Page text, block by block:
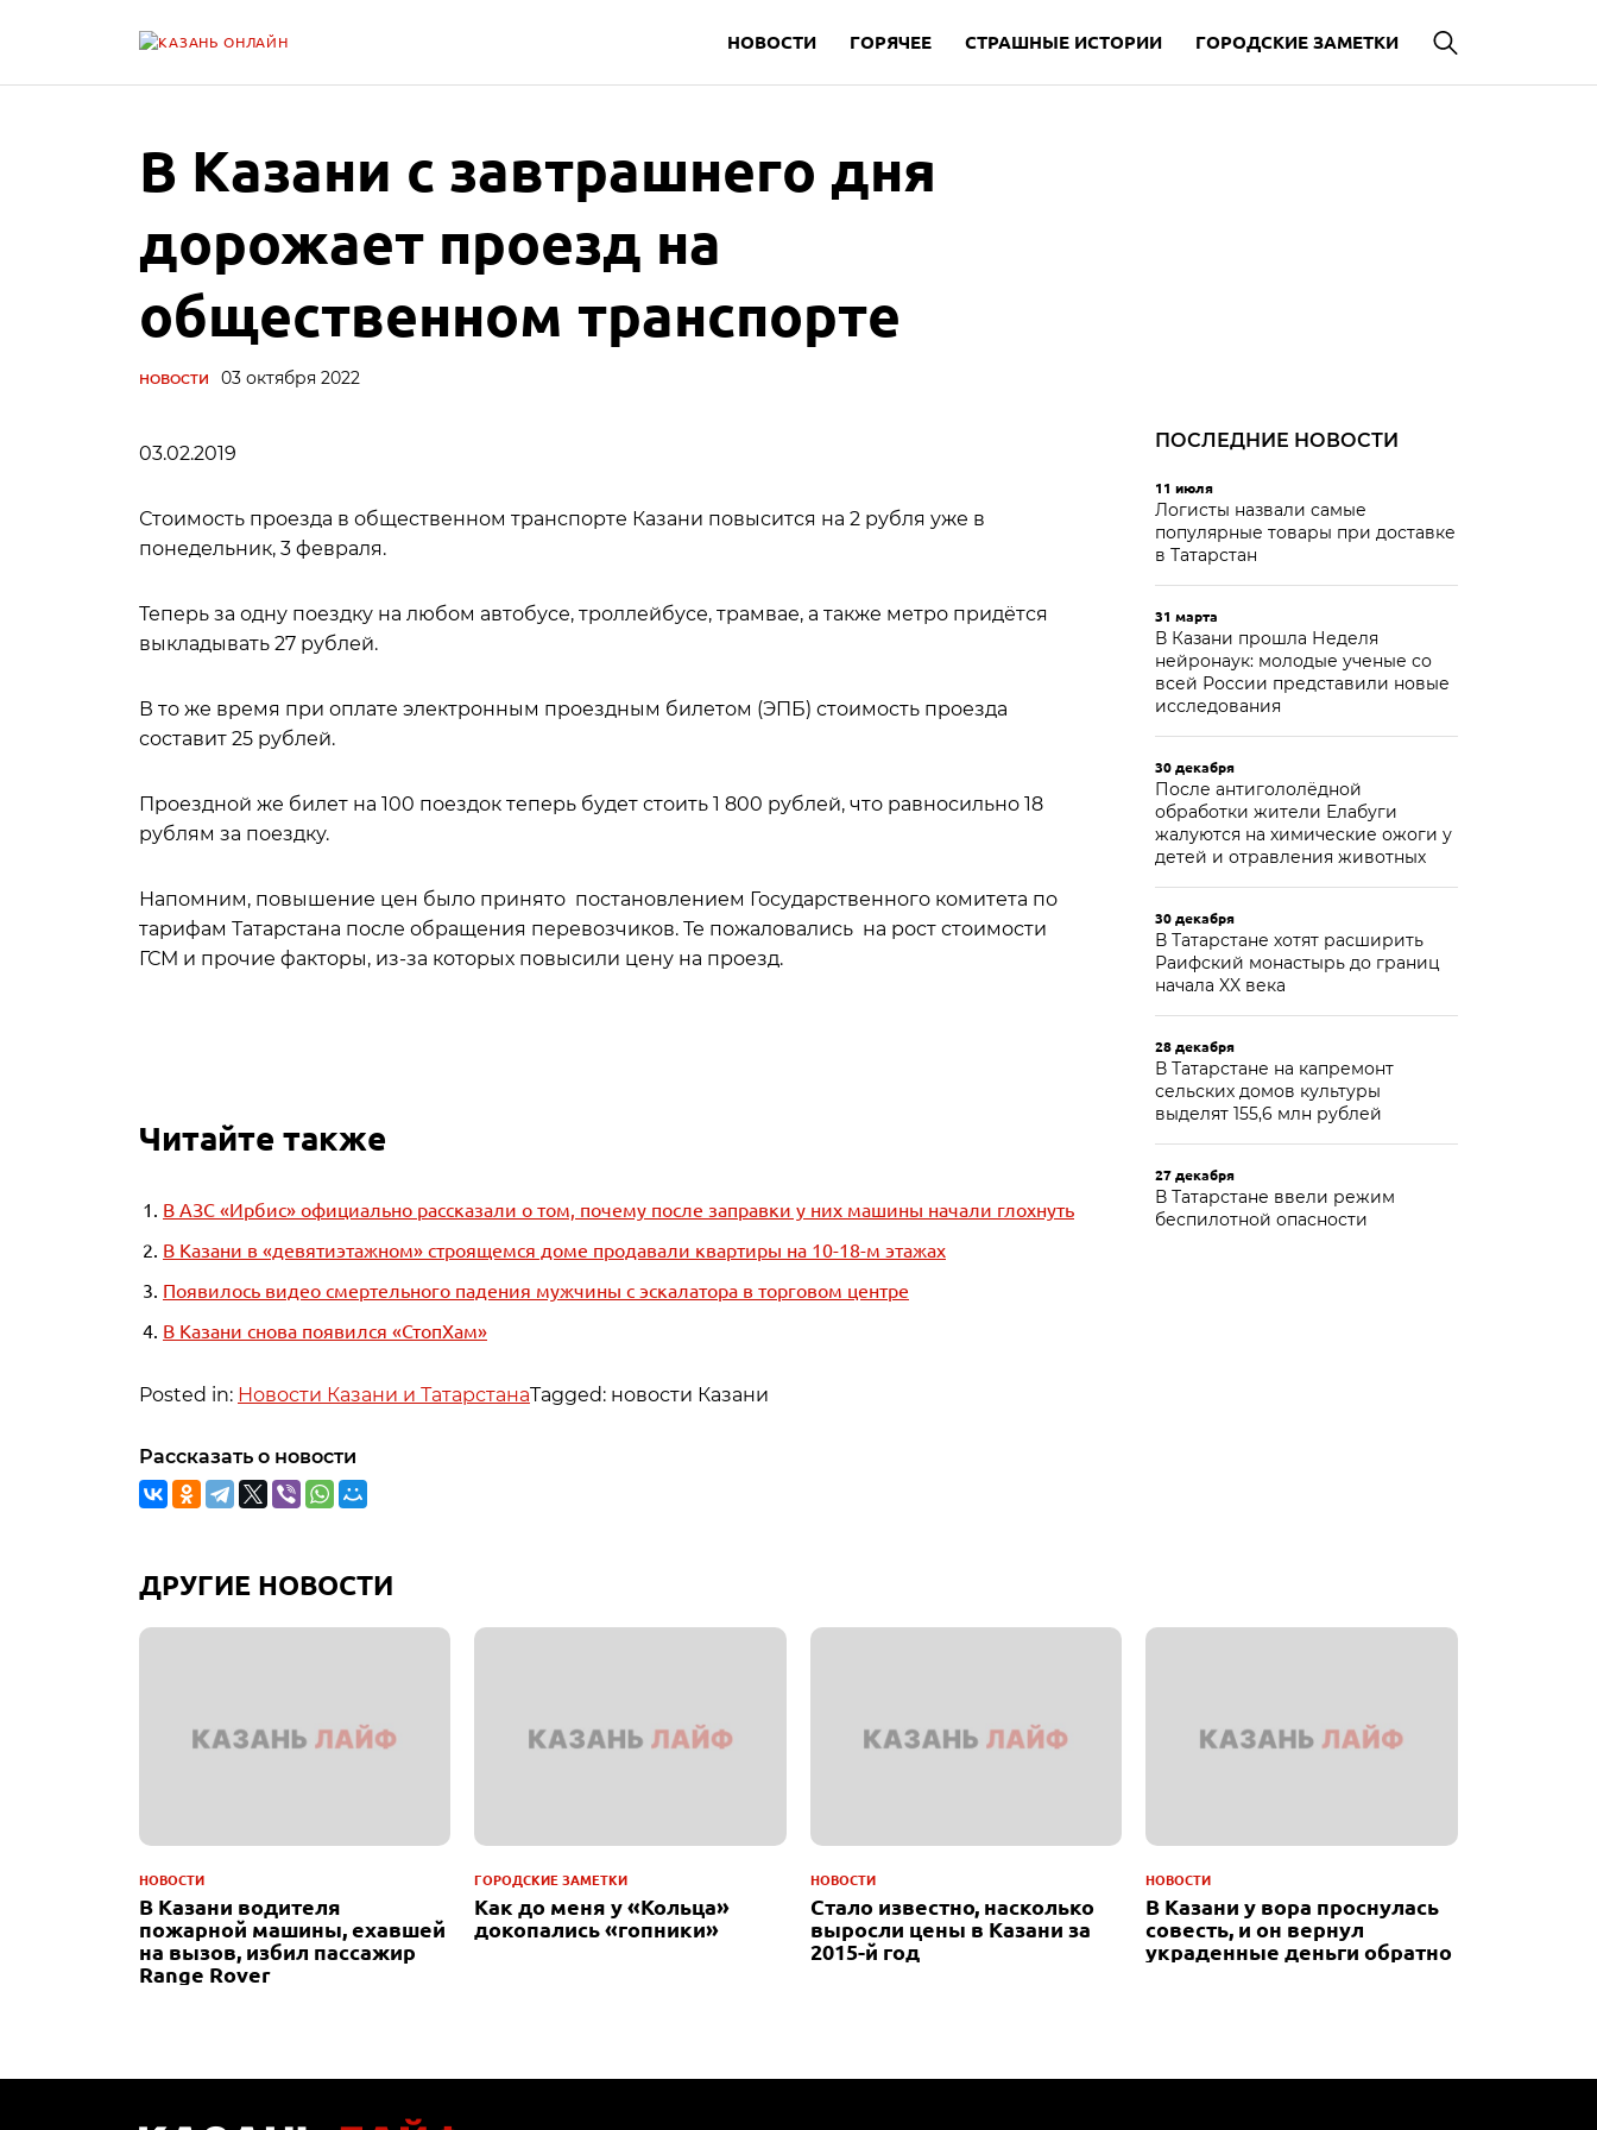
НОВОСТИ ГОРЯЧЕЕ СТРАШНЫЕ ИСТОРИИ ГОРОДСКИЕ ЗАМЕТКИ
В Казани с завтрашнего дня
дорожает проезд на
общественном транспорте
НОВОСТИ 03 октября 2022
03.02.2019
Стоимость проезда в общественном транспорте Казани повысится на 2 рубля уже в
понедельник, 3 февраля.
Теперь за одну поездку на любом автобусе, троллейбусе, трамвае, а также метро придётся
выкладывать 27 рублей.
В то же время при оплате электронным проездным билетом (ЭПБ) стоимость проезда
составит 25 рублей.
Проездной же билет на 100 поездок теперь будет стоить 1 800 рублей, что равносильно 18
рублям за поездку.
Напомним, повышение цен было принято постановлением Государственного комитета по
тарифам Татарстана после обращения перевозчиков. Те пожаловались на рост стоимости
ГСМ и прочие факторы, из-за которых повысили цену на проезд.
Читайте также
В АЗС «Ирбис» официально рассказали о том, почему после заправки у них машины начали глохнуть
В Казани в «девятиэтажном» строящемся доме продавали квартиры на 10-18-м этажах
Появилось видео смертельного падения мужчины с эскалатора в торговом центре
В Казани снова появился «СтопХам»
Posted in: Новости Казани и ТатарстанаTagged: новости Казани
Рассказать о новости
ПОСЛЕДНИЕ НОВОСТИ
11 июля
Логисты назвали самые
популярные товары при доставке
в Татарстан
31 марта
В Казани прошла Неделя
нейронаук: молодые ученые со
всей России представили новые
исследования
30 декабря
После антигололёдной
обработки жители Елабуги
жалуются на химические ожоги у
детей и отравления животных
30 декабря
В Татарстане хотят расширить
Раифский монастырь до границ
начала XX века
28 декабря
В Татарстане на капремонт
сельских домов культуры
выделят 155,6 млн рублей
27 декабря
В Татарстане ввели режим
беспилотной опасности
ДРУГИЕ НОВОСТИ
НОВОСТИ
В Казани водителя
пожарной машины, ехавшей
на вызов, избил пассажир
Range Rover
ГОРОДСКИЕ ЗАМЕТКИ
Как до меня у «Кольца»
докопались «гопники»
НОВОСТИ
Стало известно, насколько
выросли цены в Казани за
2015-й год
НОВОСТИ
В Казани у вора проснулась
совесть, и он вернул
украденные деньги обратно